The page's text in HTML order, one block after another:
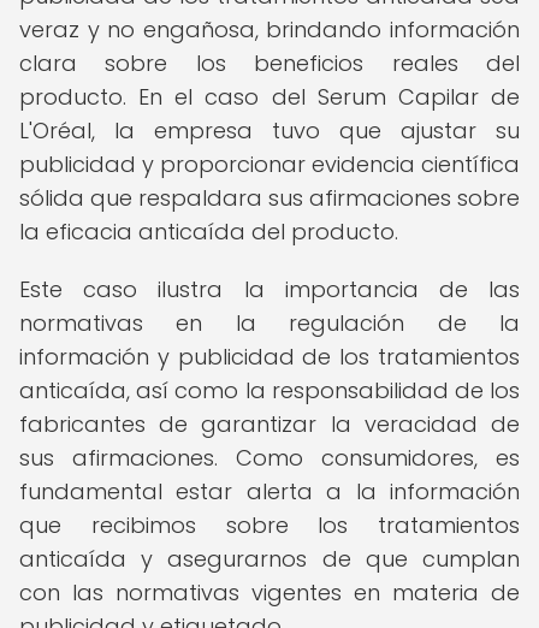
veraz y no engañosa, brindando información
clara sobre los beneficios reales del
producto. En el caso del Serum Capilar de
L'Oréal, la empresa tuvo que ajustar su
publicidad y proporcionar evidencia científica
sólida que respaldara sus afirmaciones sobre
la eficacia anticaída del producto.
Este caso ilustra la importancia de las
normativas en la regulación de la
información y publicidad de los tratamientos
anticaída, así como la responsabilidad de los
fabricantes de garantizar la veracidad de
sus afirmaciones. Como consumidores, es
fundamental estar alerta a la información
que recibimos sobre los tratamientos
anticaída y asegurarnos de que cumplan
con las normativas vigentes en materia de